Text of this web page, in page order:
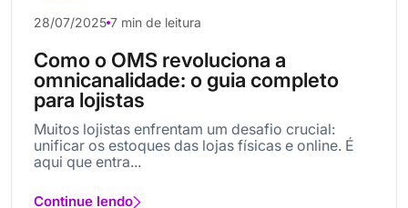
28/07/2025 7 min de leitura
Como o OMS revoluciona a
omnicanalidade: o guia completo
para lojistas
Muitos lojistas enfrentam um desafio crucial:
unificar os estoques das lojas físicas e online. É
aqui que entra...
Continue lendo